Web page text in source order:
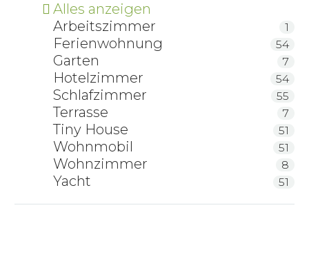
Alles anzeigen
Arbeitszimmer
1
Ferienwohnung 54
Garten 7
Hotelzimmer 54
Schlafzimmer 55
Terrasse 7
Tiny House 51
Wohnmobil 51
Wohnzimmer 8
Yacht 51